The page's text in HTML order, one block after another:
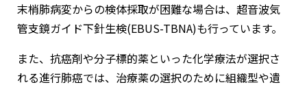
末梢肺病変からの検体採取が困難な場合は、超音波気
管支鏡ガイド下針生検(EBUS-TBNA)も行っています。
また、抗癌剤や分子標的薬といった化学療法が選択さ
れる進行肺癌では、治療薬の選択のために組織型や遺